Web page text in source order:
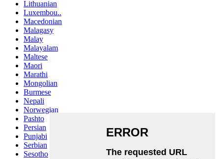
Lithuanian
Luxembou..
Macedonian
Malagasy
Malay
Malayalam
Maltese
Maori
Marathi
Mongolian
Burmese
Nepali
Norwegian
Pashto
Persian
Punjabi
Serbian
Sesotho